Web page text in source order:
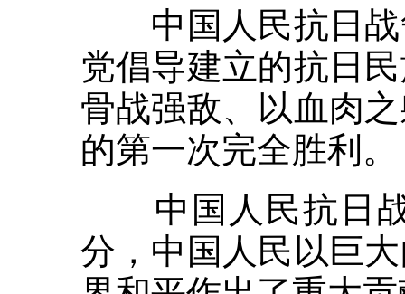
中国人民抗日战
党倡导建立的抗日
骨战强敌、以血肉
的第一次完全胜利。
中国人民抗日战
分，中国人民以巨